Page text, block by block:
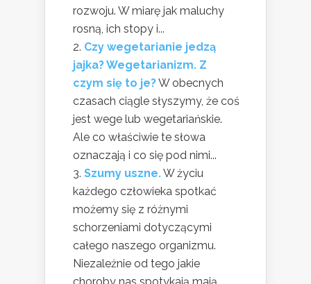
rozwoju. W miarę jak maluchy
rosną, ich stopy i...
Czy wegetarianie jedzą
jajka? Wegetarianizm. Z
czym się to je?W obecnych
czasach ciągle słyszymy, że coś
jest wege lub wegetariańskie.
Ale co właściwie te słowa
oznaczają i co się pod nimi...
Szumy uszne.W życiu
każdego człowieka spotkać
możemy się z różnymi
schorzeniami dotyczącymi
całego naszego organizmu.
Niezależnie od tego jakie